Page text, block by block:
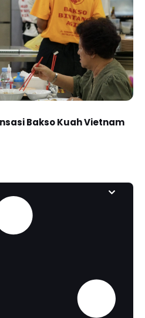
Bakso Kuah Vietnam